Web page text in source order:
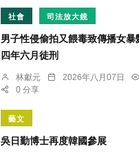
社會 司法放大鏡
男子性侵偷拍又餵毒致傳播女
四年六月徒刑
林獻元 2026年八月07日
0 分享
藝文
吳日勤博士再度韓國參展